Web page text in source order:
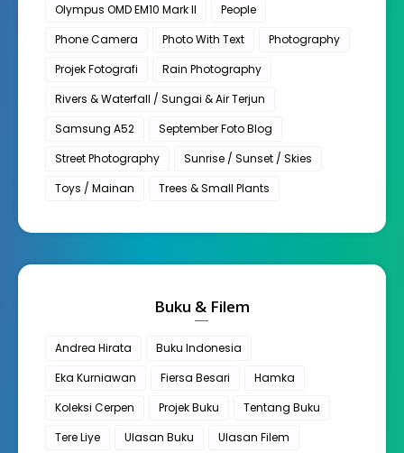
Olympus OMD EM10 Mark II
People
Phone Camera
Photo With Text
Photography
Projek Fotografi
Rain Photography
Rivers & Waterfall / Sungai & Air Terjun
Samsung A52
September Foto Blog
Street Photography
Sunrise / Sunset / Skies
Toys / Mainan
Trees & Small Plants
Buku & Filem
Andrea Hirata
Buku Indonesia
Eka Kurniawan
Fiersa Besari
Hamka
Koleksi Cerpen
Projek Buku
Tentang Buku
Tere Liye
Ulasan Buku Ulasan Filem